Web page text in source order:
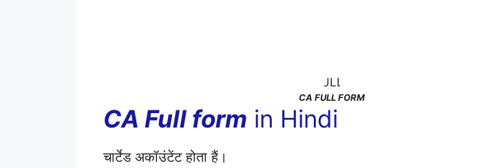
CA FULL FORM
CA Full form in Hindi
चार्टेड अकॉउंटेंट होता हैं।